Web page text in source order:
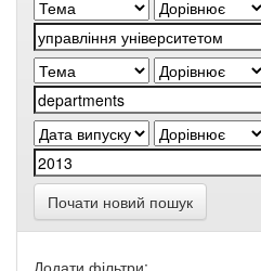
Почати новий пошук
Додати фільтри: